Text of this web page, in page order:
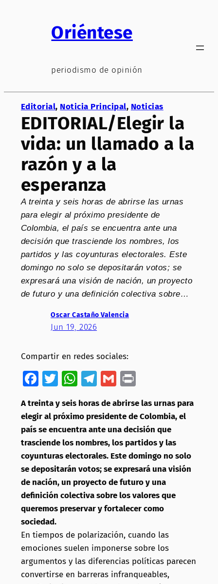
Oriéntese
periodismo de opinión
Editorial, Noticia Principal, Noticias
EDITORIAL/Elegir la
vida: un llamado a la
razón y a la
esperanza
A treinta y seis horas de abrirse las urnas
para elegir al próximo presidente de
Colombia, el país se encuentra ante una
decisión que trasciende los nombres, los
partidos y las coyunturas electorales. Este
domingo no solo se depositarán votos; se
expresará una visión de nación, un proyecto
de futuro y una definición colectiva sobre…
Oscar Castaño Valencia
Jun 19, 2026
Compartir en redes sociales:
Facebook
Twitter
WhatsApp
Telegram
GmailPrint
A treinta y seis horas de abrirse las urnas para
elegir al próximo presidente de Colombia, el
país se encuentra ante una decisión que
trasciende los nombres, los partidos y las
coyunturas electorales. Este domingo no solo
se depositarán votos; se expresará una visión
de nación, un proyecto de futuro y una
definición colectiva sobre los valores que
queremos preservar y fortalecer como
sociedad.
En tiempos de polarización, cuando las
emociones suelen imponerse sobre los
argumentos y las diferencias políticas parecen
convertirse en barreras infranqueables,